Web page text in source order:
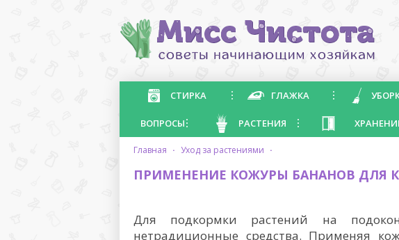
СТИРКА ГЛАЖКА
ВОПРОСЫ РАСТЕНИЯ
главная · уход за растениями ·
ПРИМЕНЕНИЕ КОЖУРЫ БАНАНОВ ДЛЯ
Для подкормки растений на
нетрадиционные средства. Применяя